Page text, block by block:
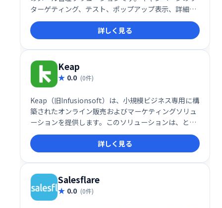
ターゲティング、テスト、ポップアップ表示、詳細な
レポート作成など、効果的なメールマーケティングに
必要な機能を備えています。効率的なメール運用で顧
客エンゲージメントを高め、ビジネス成長を支援しま
す。
詳しく見る
Keap
0.0 (0件)
Keap（旧Infusionsoft）は、小規模ビジネス専用に構
築されたオンライン販売およびマーケティングソリュ
ーションを提供します。このソリューションは、とり
わけ、見込み顧客の発掘、マーケティングの自動化、
メールとソーシャルメディアのエンゲージメント、見
込み客の追跡などの堅牢な機能を提供します。
詳しく見る
Salesflare
0.0 (0件)